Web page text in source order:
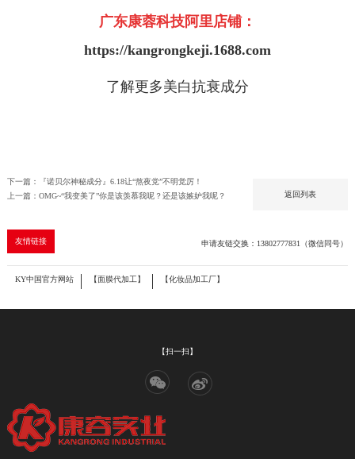
广东康蓉科技阿里店铺：
https://kangrongkeji.1688.com
了解更多美白抗衰成分
返回列表
下一篇：『诺贝尔神秘成分』6.18让“熬夜党”不明觉厉！
上一篇：OMG~“我变美了”你是该羡慕我呢？还是该嫉妒我呢？
友情链接 申请友链交换：13802777831（微信同号）
KY中国官方网站 【面膜代加工】 【化妆品加工厂】
【扫一扫】